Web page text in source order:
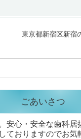
東京都新宿区新宿
ごあいさつ
安心・安全な歯科居
ておりますのでお気